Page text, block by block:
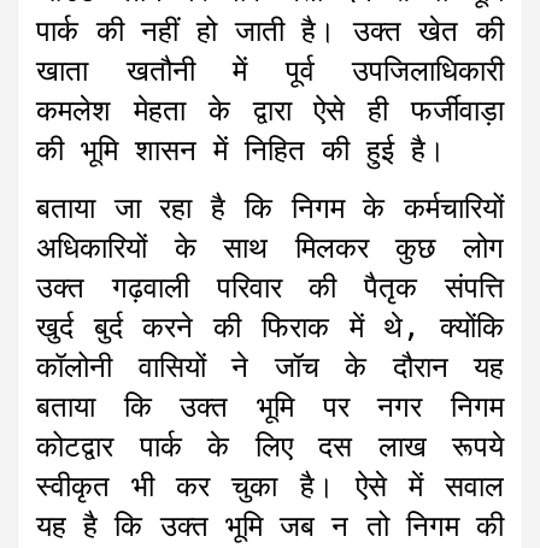
पार्क की नहीं हो जाती है। उक्त खेत की
खाता खतौनी में पूर्व उपजिलाधिकारी
कमलेश मेहता के द्वारा ऐसे ही फर्जीवाड़ा
की भूमि शासन में निहित की हुई है।
बताया जा रहा है कि निगम के कर्मचारियों
अधिकारियों के साथ मिलकर कुछ लोग
उक्त गढ़वाली परिवार की पैतृक संपत्ति
खुर्द बुर्द करने की फिराक में थे, क्योंकि
कॉलोनी वासियों ने जॉच के दौरान यह
बताया कि उक्त भूमि पर नगर निगम
कोटद्वार पार्क के लिए दस लाख रूपये
स्वीकृत भी कर चुका है। ऐसे में सवाल
यह है कि उक्त भूमि जब न तो निगम की